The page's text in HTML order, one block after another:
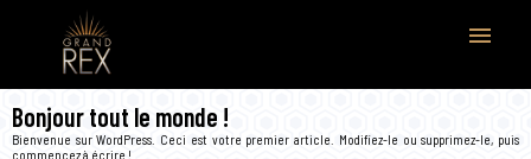
menu
Bonjour tout le monde !
Bienvenue sur WordPress. Ceci est votre premier article. Modifiez-le ou supprimez-le, puis
commencez à écrire !